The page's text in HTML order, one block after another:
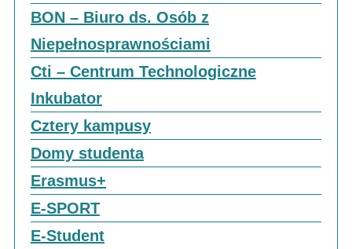
BON – Biuro ds. Osób z
Niepełnosprawnościami
Cti – Centrum Technologiczne
Inkubator
Cztery kampusy
Domy studenta
Erasmus+
E-SPORT
E-Student